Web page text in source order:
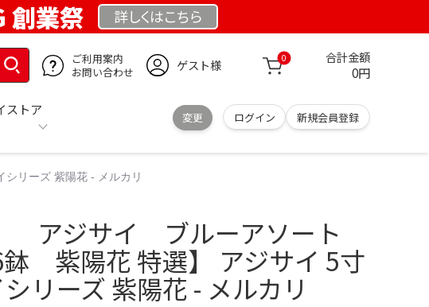
創業祭 詳しくはこちら
ご利用案内
お問い合わせ
ゲスト様 0 合計金額
0円
ストア
変更 ログイン 新規会員登録
リーズ 紫陽花 - メルカリ
アジサイ ブルーアソート
紫陽花 特選】 アジサイ 5寸
リーズ 紫陽花 - メルカリ